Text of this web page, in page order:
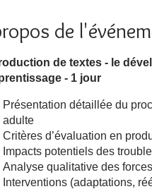
de
de textes​ - le
- 1 jour
Présentation détaillée du
adulte
Critères d’évaluation en
Impacts potentiels des
Analyse qualitative des
Interventions (adaptations,